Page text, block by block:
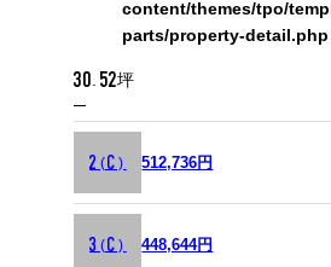
content/themes/tpo/
parts/property-detail.php
30.52坪
2(C) 512,736円
3(C) 448,644円